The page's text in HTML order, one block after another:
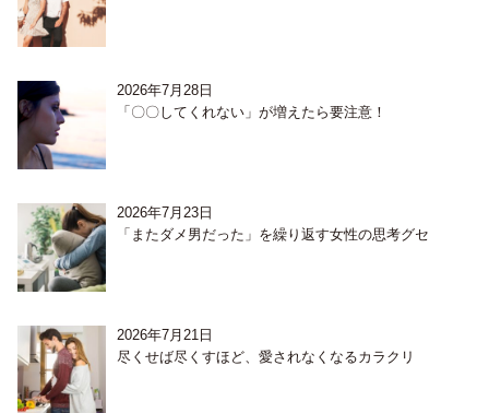
2026年7月28日
「〇〇してくれない」が増えたら要注意！
2026年7月23日
「またダメ男だった」を繰り返す女性の思考グセ
2026年7月21日
尽くせば尽くすほど、愛されなくなるカラクリ